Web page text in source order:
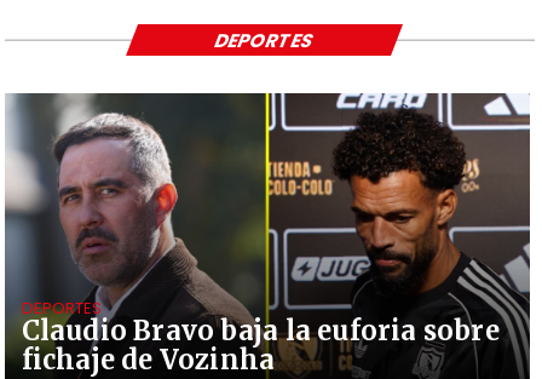
Claudio Bravo baja la euforia sobre
fichaje de Vozinha
DEPORTES
DEPORTES